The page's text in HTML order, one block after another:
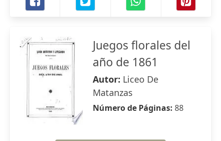
Juegos florales del
año de 1861
Autor: Liceo De
Matanzas
Número de Páginas: 88